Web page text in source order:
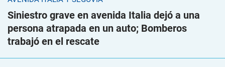
Siniestro grave en avenida Italia dejó a una
persona atrapada en un auto; Bomberos
trabajó en el rescate